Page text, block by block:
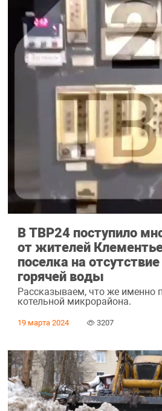
В ТВР24 поступило
от жителей
поселка на
горячей воды
Рассказываем, что же именно
котельной микрорайона.
19 марта 2024 3207